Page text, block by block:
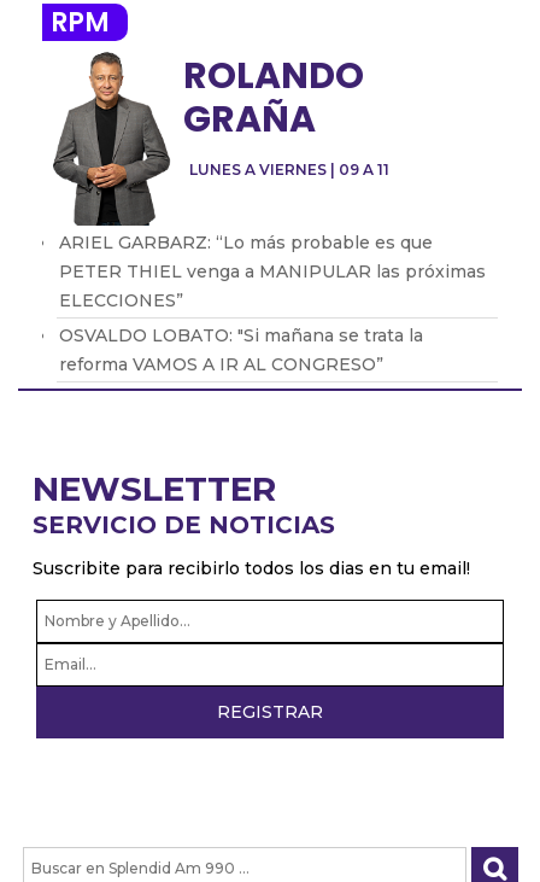
RPM
LUNES A VIERNES | 09 A 11
ROLANDO
GRAÑA
ARIEL GARBARZ: “Lo más probable es que
PETER THIEL venga a MANIPULAR las próximas
ELECCIONES”
OSVALDO LOBATO: "Si mañana se trata la
reforma VAMOS A IR AL CONGRESO”
lucha de los trabajadores"
Lucía Wajsman: "Solo Milei y Villaruel votaron en
NEWSLETTER
SERVICIO DE NOTICIAS
Suscribite para recibirlo todos los dias en tu email!